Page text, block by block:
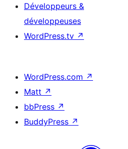
Développeurs &
développeuses
WordPress.tv ↗
WordPress.com ↗
Matt ↗
bbPress ↗
BuddyPress ↗